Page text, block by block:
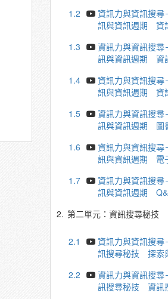
1.2
資訊力與資訊搜
訊與資訊週期 資
1.3
資訊力與資訊搜
訊與資訊週期 資
1.4
資訊力與資訊搜
訊與資訊週期 資
1.5
資訊力與資訊搜
訊與資訊週期 圖
1.6
資訊力與資訊搜
訊與資訊週期 電
1.7
資訊力與資訊搜
訊與資訊週期
2. 第二單元：資訊搜尋秘技
2.1
資訊力與資訊搜
訊搜尋秘技 探索
2.2
資訊力與資訊搜
訊搜尋秘技 資訊